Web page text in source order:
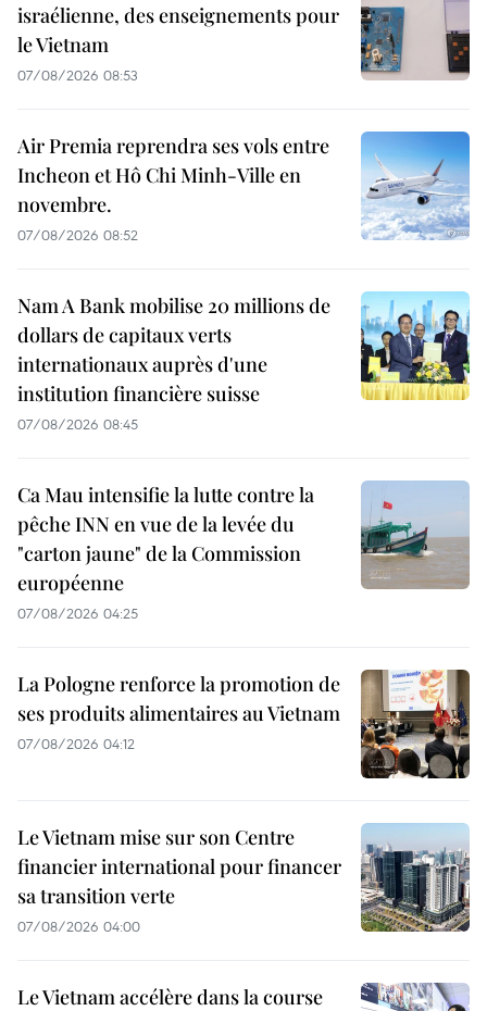
israélienne, des enseignements pour
le Vietnam
07/08/2026 08:53
Air Premia reprendra ses vols entre
Incheon et Hô Chi Minh-Ville en
novembre.
07/08/2026 08:52
Nam A Bank mobilise 20 millions de
dollars de capitaux verts
internationaux auprès d'une
institution financière suisse
07/08/2026 08:45
Ca Mau intensifie la lutte contre la
pêche INN en vue de la levée du
"carton jaune" de la Commission
européenne
07/08/2026 04:25
La Pologne renforce la promotion de
ses produits alimentaires au Vietnam
07/08/2026 04:12
Le Vietnam mise sur son Centre
financier international pour financer
sa transition verte
07/08/2026 04:00
Le Vietnam accélère dans la course